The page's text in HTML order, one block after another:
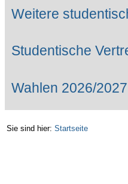
Weitere
Studentische
Wahlen 2026/2027
Sie sind hier: Startseite